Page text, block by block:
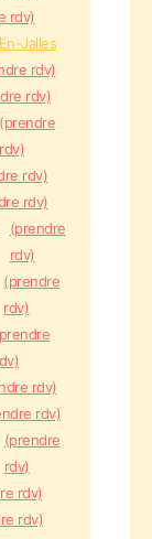
rdv)
Jalles
rdv)
rdv)
(prendre
rdv)
rdv)
rdv)
(prendre
rdv)
(prendre
rdv)
rdv)
rdv)
(prendre
rdv)
rdv)
rdv)